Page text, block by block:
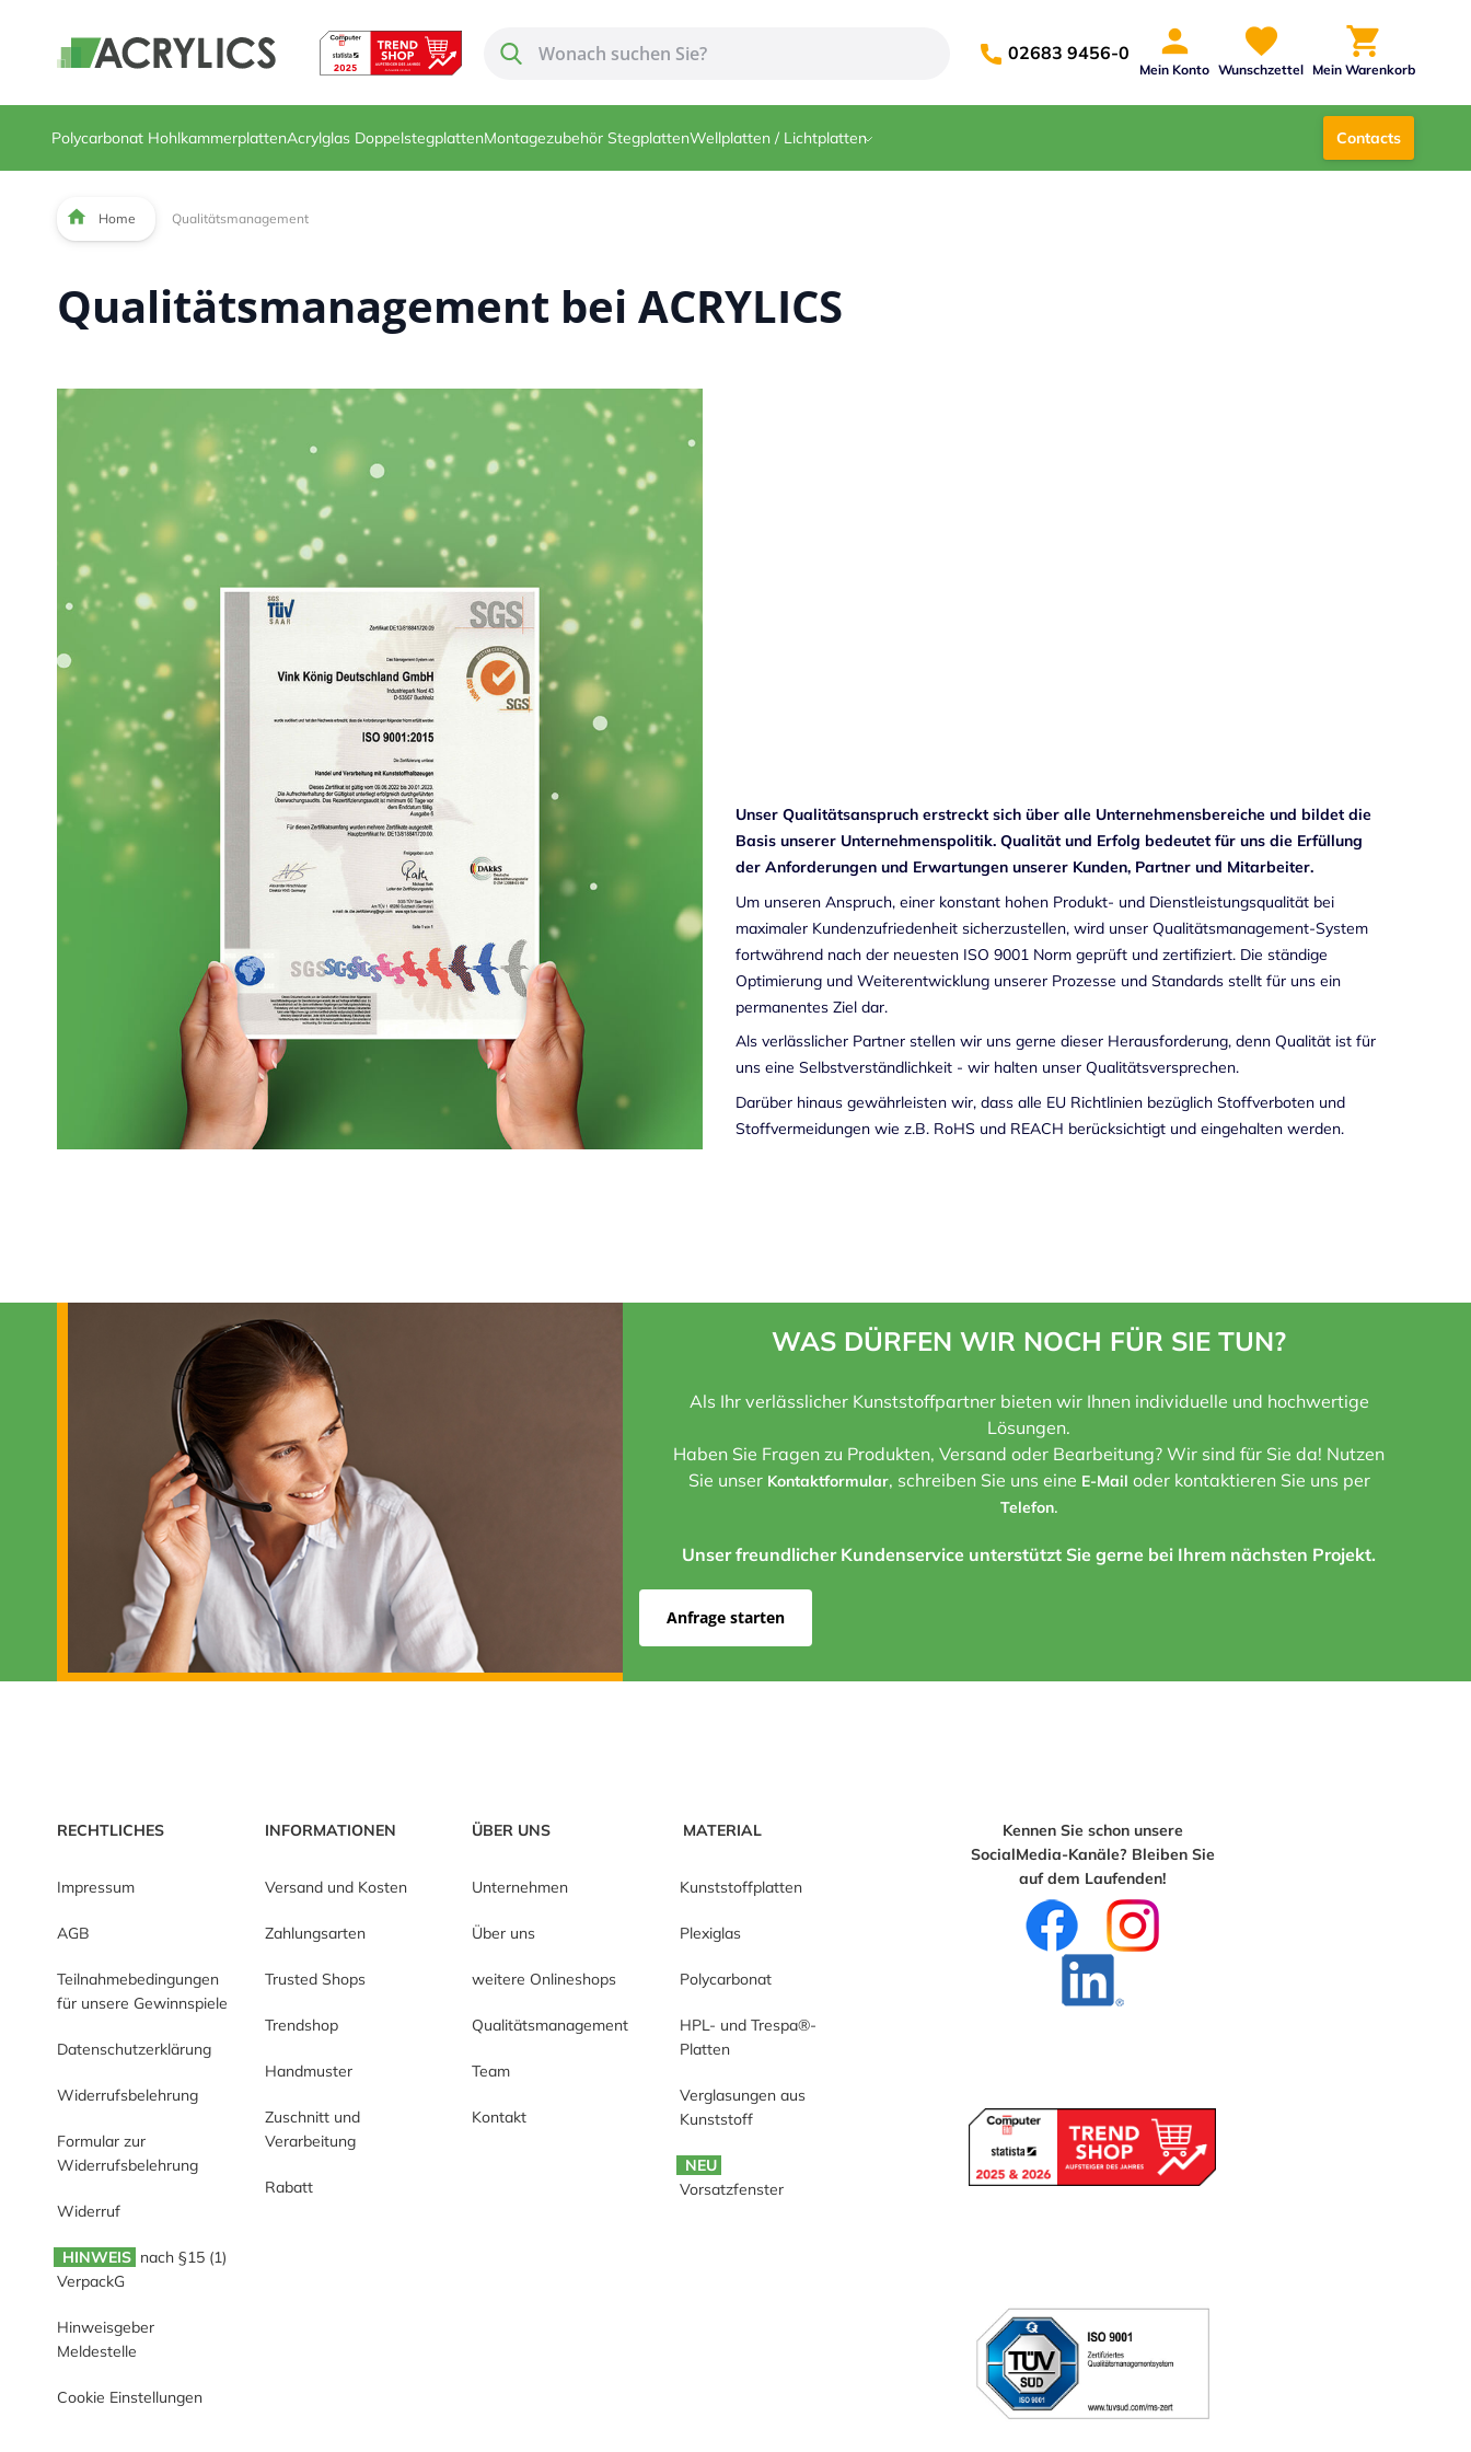
02683 9456-0
Mein Konto Wunschzettel Mein Warenkorb
Polycarbonat HohlkammerplattenAcrylglas DoppelstegplattenMontagezubehör StegplattenWellplatten / Lichtplatten Contacts
Home Qualitätsmanagement
Qualitätsmanagement bei ACRYLICS
Unser Qualitätsanspruch erstreckt sich über alle Unternehmensbereiche und bildet die
Basis unserer Unternehmenspolitik. Qualität und Erfolg bedeutet für uns die Erfüllung
der Anforderungen und Erwartungen unserer Kunden, Partner und Mitarbeiter.
Um unseren Anspruch, einer konstant hohen Produkt- und Dienstleistungsqualität bei
maximaler Kundenzufriedenheit sicherzustellen, wird unser Qualitätsmanagement-System
fortwährend nach der neuesten ISO 9001 Norm geprüft und zertifiziert. Die ständige
Optimierung und Weiterentwicklung unserer Prozesse und Standards stellt für uns ein
permanentes Ziel dar.
Als verlässlicher Partner stellen wir uns gerne dieser Herausforderung, denn Qualität ist für
uns eine Selbstverständlichkeit - wir halten unser Qualitätsversprechen.
Darüber hinaus gewährleisten wir, dass alle EU Richtlinien bezüglich Stoffverboten und
Stoffvermeidungen wie z.B. RoHS und REACH berücksichtigt und eingehalten werden.
WAS DÜRFEN WIR NOCH FÜR SIE TUN?
Als Ihr verlässlicher Kunststoffpartner bieten wir Ihnen individuelle und hochwertige
Lösungen.
Haben Sie Fragen zu Produkten, Versand oder Bearbeitung? Wir sind für Sie da! Nutzen
Sie unser Kontaktformular, schreiben Sie uns eine E-Mail oder kontaktieren Sie uns per
Telefon.
Unser freundlicher Kundenservice unterstützt Sie gerne bei Ihrem nächsten Projekt.
Anfrage starten
RECHTLICHES
Impressum
AGB
Teilnahmebedingungen
für unsere Gewinnspiele
Datenschutzerklärung
Widerrufsbelehrung
Formular zur
Widerrufsbelehrung
Widerruf
HINWEIS nach §15 (1)
VerpackG
Hinweisgeber
Meldestelle
Cookie Einstellungen
INFORMATIONEN
Versand und Kosten
Zahlungsarten
Trusted Shops
Trendshop
Handmuster
Zuschnitt und
Verarbeitung
Rabatt
ÜBER UNS
Unternehmen
Über uns
weitere Onlineshops
Qualitätsmanagement
Team
Kontakt
MATERIAL
Kunststoffplatten
Plexiglas
Polycarbonat
HPL- und Trespa®-
Platten
Verglasungen aus
Kunststoff
NEU
Vorsatzfenster
Kennen Sie schon unsere
SocialMedia-Kanäle? Bleiben Sie
auf dem Laufenden!